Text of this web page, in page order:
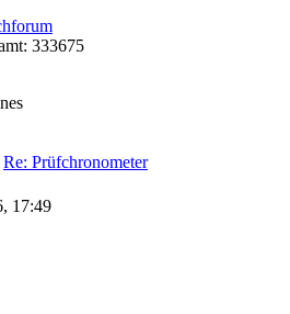
333675
Re: Prüfchronometer
17:49